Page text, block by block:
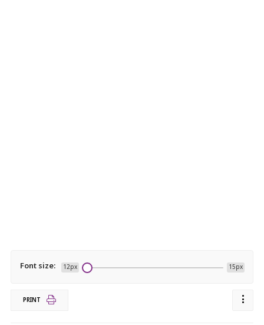
Font size: 12px 15px
PRINT